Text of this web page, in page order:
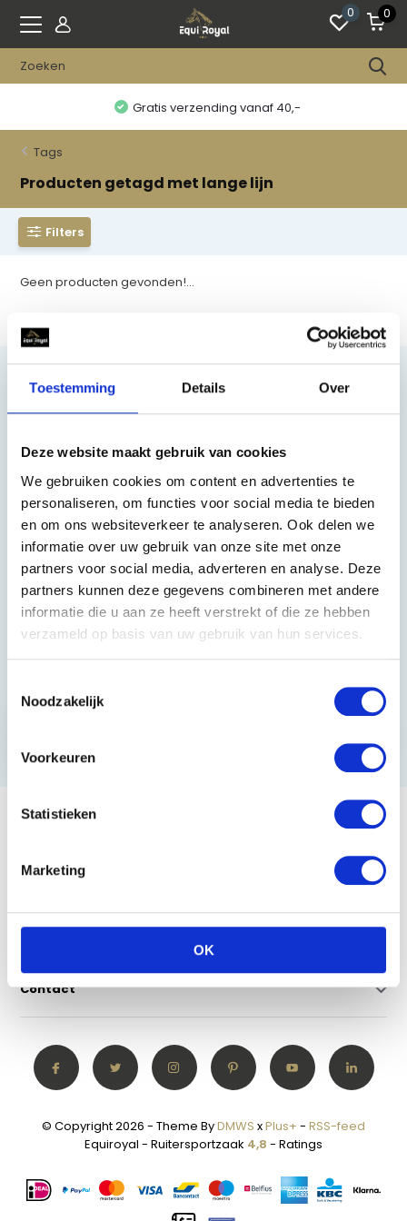
Toestemming Details Over
Deze website maakt gebruik van cookies
We gebruiken cookies om content en advertenties te
personaliseren, om functies voor social media te bieden
en om ons websiteverkeer te analyseren. Ook delen we
informatie over uw gebruik van onze site met onze
partners voor social media, adverteren en analyse. Deze
partners kunnen deze gegevens combineren met andere
informatie die u aan ze heeft verstrekt of die ze hebben
verzameld op basis van uw gebruik van hun services.
Noodzakelijk
Voorkeuren
Statistieken
Marketing
OK
0 0
Gratis verzending vanaf 40,-
Tags
Producten getagd met lange lijn
Filters
Geen producten gevonden!...
085 002 0715
0229-700241
info@equiroyal.nl
Abonneer
* Lees hier de wettelijke beperkingen
Klantenservice
Mijn account
Categorieën
Contact
© Copyright 2026 - Theme ByDMWS xPlus+ - RSS-feed
Equiroyal - Ruitersportzaak 4,8 - Ratings